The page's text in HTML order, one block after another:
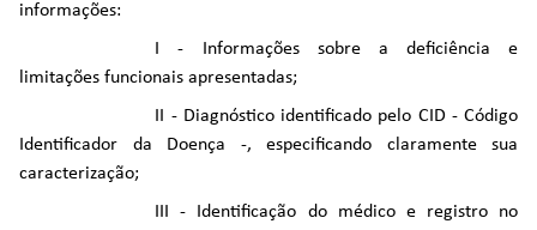
informações:
I - Informações sobre a deficiência e
limitações funcionais apresentadas;
II - Diagnóstico identificado pelo CID - Código
Identificador da Doença -, especificando claramente sua
caracterização;
III - Identificação do médico e registro no